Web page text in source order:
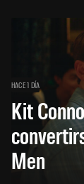
HACE 1 DÍA
Kit
Men